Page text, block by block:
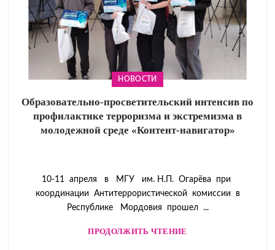
НОВОСТИ
Образовательно-просветительский интенсив по
профилактике терроризма и экстремизма в
молодежной среде «Контент-навигатор»
10-11 апреля в МГУ им. Н.П. Огарёва при
координации Антитеррористической комиссии в
Республике Мордовия прошел ...
ПРОДОЛЖИТЬ ЧТЕНИЕ